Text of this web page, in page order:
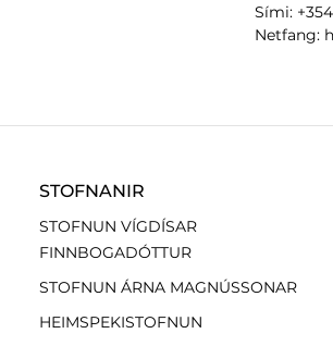
Sími:
Netfang:
STOFNANIR
STOFNUN VÍGDÍSAR
FINNBOGADÓTTUR
STOFNUN ÁRNA MAGNÚSSONAR
HEIMSPEKISTOFNUN